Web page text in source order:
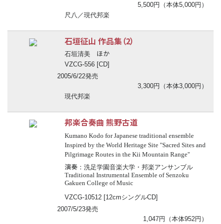
5,500円（本体5,000円）
尺八／現代邦楽
石垣征山 作品集（2）
石垣清美 ほか
VZCG-556 [CD]
2005/6/22発売
3,300円（本体3,000円）
現代邦楽
邦楽合奏曲 熊野古道
Kumano Kodo for Japanese traditional ensemble
Inspired by the World Heritage Site "Sacred Sites and
Pilgrimage Routes in the Kii Mountain Range"
演奏 ：洗足学園音楽大学・邦楽アンサンブル
Traditional Instrumental Ensemble of Senzoku
Gakuen College of Music
VZCG-10512 [12cmシングルCD]
2007/5/23発売
1,047円（本体952円）